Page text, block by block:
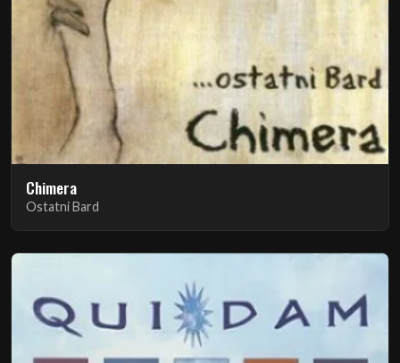
Chimera
Ostatni Bard